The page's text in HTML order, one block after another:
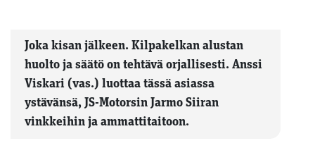
Joka kisan jälkeen. Kilpakelkan alustan
huolto ja säätö on tehtävä orjallisesti. Anssi
Viskari (vas.) luottaa tässä asiassa
ystävänsä, JS-Motorsin Jarmo Siiran
vinkkeihin ja ammattitaitoon.